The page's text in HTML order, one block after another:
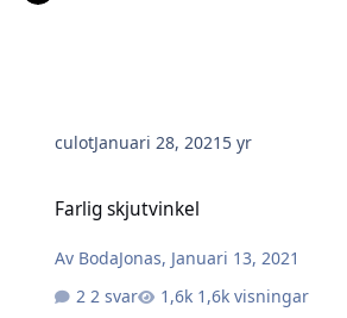
culotJanuari 28, 2021 5 yr
Farlig skjutvinkel
Av BodaJonas, Januari 13, 2021
2 svar
1,6k visningar